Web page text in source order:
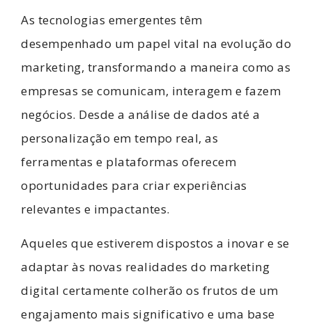
As tecnologias emergentes têm
desempenhado um papel vital na evolução do
marketing, transformando a maneira como as
empresas se comunicam, interagem e fazem
negócios. Desde a análise de dados até a
personalização em tempo real, as
ferramentas e plataformas oferecem
oportunidades para criar experiências
relevantes e impactantes.
Aqueles que estiverem dispostos a inovar e se
adaptar às novas realidades do marketing
digital certamente colherão os frutos de um
engajamento mais significativo e uma base